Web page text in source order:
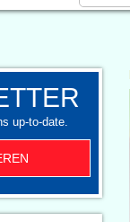
up-to-date.